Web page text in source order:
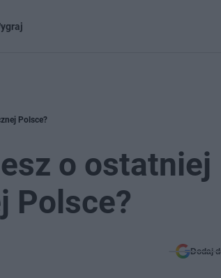
Polsce?
o ostatniej
Polsce?
Dodaj